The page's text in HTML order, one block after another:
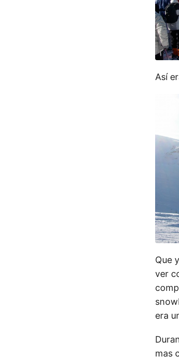
Así
Que
ver
era
mas